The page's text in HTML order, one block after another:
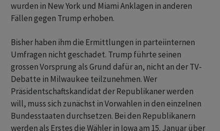
wurden in New York und Miami Anklagen in anderen
Fällen gegen Trump erhoben.
Bisher haben ihm die Ermittlungen in parteiinternen
Umfragen nicht geschadet. Trump führte seinen
grossen Vorsprung als Grund dafür an, nicht an der TV-
Debatte in Milwaukee teilzunehmen. Wer
Präsidentschaftskandidat der Republikaner werden
will, muss sich zunächst in Vorwahlen in den einzelnen
Bundesstaaten durchsetzen. Bei den Republikanern
werden als Erstes die Wähler in Iowa am 15. Januar über